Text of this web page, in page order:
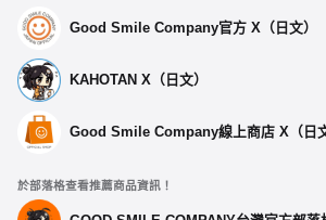
Good Smile Company官方 X（日文）
KAHOTAN X（日文）
Good Smile Company線上商店 X（日文
於部落格查看推薦商品資訊！